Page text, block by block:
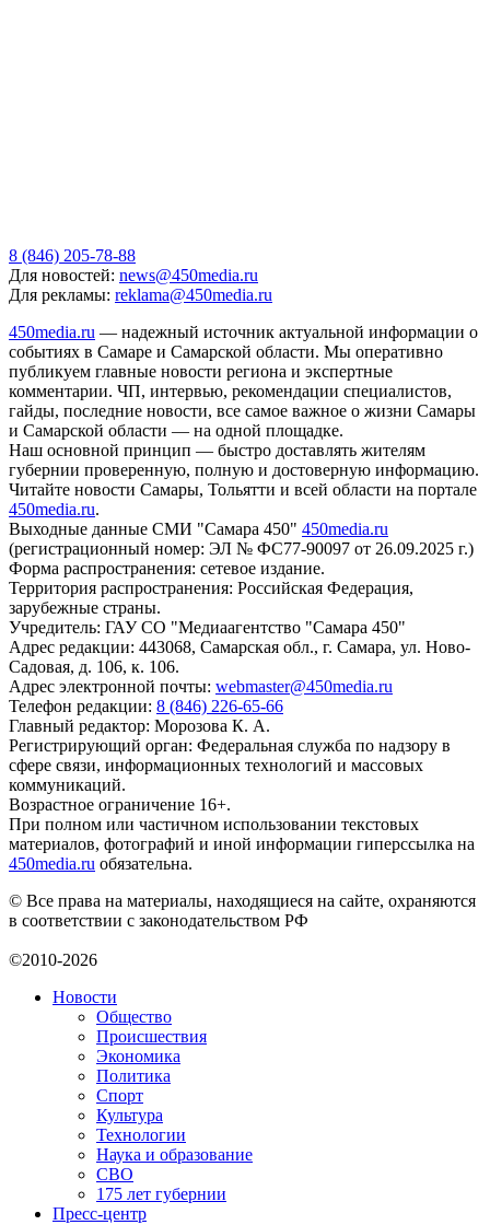
8 (846) 205-78-88
Для новостей: news@450media.ru
Для рекламы: reklama@450media.ru
450media.ru — надежный источник актуальной информации о
событиях в Самаре и Самарской области. Мы оперативно
публикуем главные новости региона и экспертные
комментарии. ЧП, интервью, рекомендации специалистов,
гайды, последние новости, все самое важное о жизни Самары
и Самарской области — на одной площадке.
Наш основной принцип — быстро доставлять жителям
губернии проверенную, полную и достоверную информацию.
Читайте новости Самары, Тольятти и всей области на портале
450media.ru.
Выходные данные СМИ "Самара 450" 450media.ru
(регистрационный номер: ЭЛ № ФС77-90097 от 26.09.2025 г.)
Форма распространения: сетевое издание.
Территория распространения: Российская Федерация,
зарубежные страны.
Учредитель: ГАУ СО "Медиаагентство "Самара 450"
Адрес редакции: 443068, Самарская обл., г. Самара, ул. Ново-
Садовая, д. 106, к. 106.
Адрес электронной почты: webmaster@450media.ru
Телефон редакции: 8 (846) 226-65-66
Главный редактор: Морозова К. А.
Регистрирующий орган: Федеральная служба по надзору в
сфере связи, информационных технологий и массовых
коммуникаций.
Возрастное ограничение 16+.
При полном или частичном использовании текстовых
материалов, фотографий и иной информации гиперссылка на
450media.ru обязательна.
© Все права на материалы, находящиеся на сайте, охраняются
в соответствии с законодательством РФ
©2010-2026
Новости
Общество
Происшествия
Экономика
Политика
Спорт
Культура
Технологии
Наука и образование
СВО
175 лет губернии
Пресс-центр